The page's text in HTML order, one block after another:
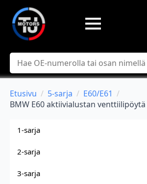
Hae
Etusivu 5-sarja
E60/E61
BMW E60 aktiivialustan venttiilipöytä
1-sarja
2-sarja
3-sarja